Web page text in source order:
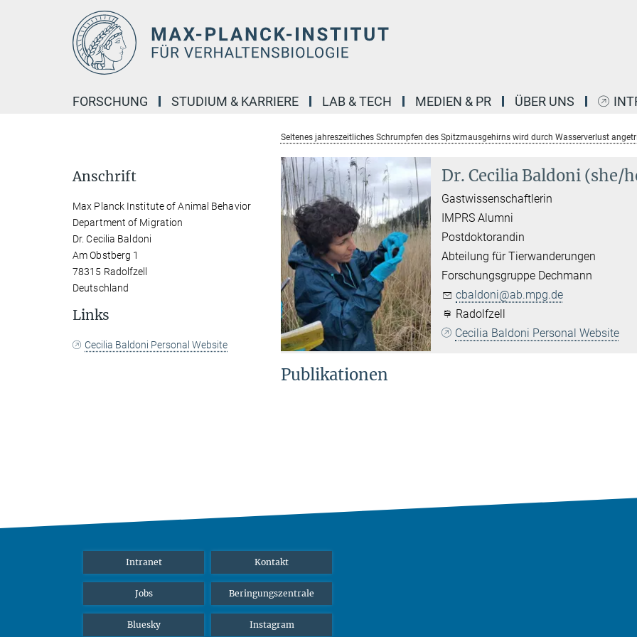
FORSCHUNG STUDIUM & KARRIERE LAB & TECH MEDIEN & PR ÜBER UNS
Seltenes jahreszeitliches Schrumpfen des Spitzmausgehirns wird durch Wasserverlust
Dr. Cecilia Baldoni (she/
Gastwissenschaftlerin
IMPRS Alumni
Postdoktorandin
Abteilung für Tierwanderungen
Forschungsgruppe Dechmann
cbaldoni@ab.mpg.de
Radolfzell
Cecilia Baldoni Personal Website
Publikationen
Anschrift
Max Planck Institute of Animal Behavior
Department of Migration
Dr. Cecilia Baldoni
Am Obstberg 1
78315 Radolfzell
Deutschland
Links
Cecilia Baldoni Personal Website
Intranet Kontakt
Jobs Beringungszentrale
Bluesky Instagram